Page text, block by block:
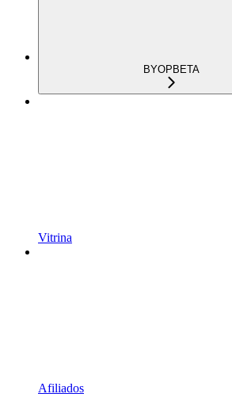
BYOPBETA
Vitrina
Afiliados